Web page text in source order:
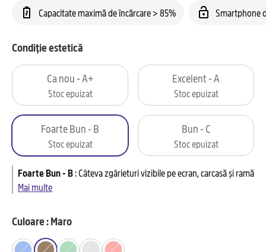
Capacitate maximă de încărcare > 85% Smartphone
Condiție estetică
Ca nou - A+
Stoc epuizat
Excelent - A
Stoc epuizat
Foarte Bun - B
Stoc epuizat
Bun - C
Stoc epuizat
Foarte Bun - B:Câteva zgârieturi vizibile pe ecran, carcasă și ramă
Mai multe
Culoare : Maro